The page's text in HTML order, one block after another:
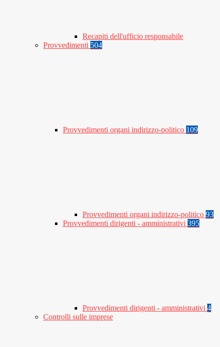
Recapiti dell'ufficio responsabile
Provvedimenti 504
Provvedimenti organi indirizzo-politico 109
Provvedimenti organi indirizzo-politico 93
Provvedimenti dirigenti - amministrativi 395
Provvedimenti dirigenti - amministrativi 4
Controlli sulle imprese